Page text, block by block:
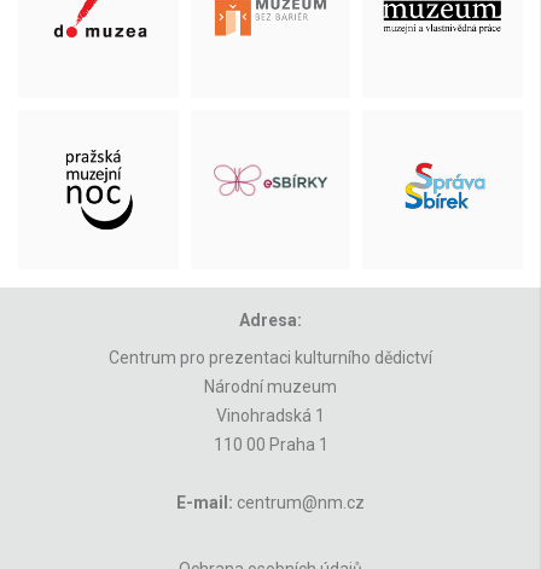
Adresa:
Centrum pro prezentaci kulturního dědictví
Národní muzeum
Vinohradská 1
110 00 Praha 1
E-mail: centrum@nm.cz